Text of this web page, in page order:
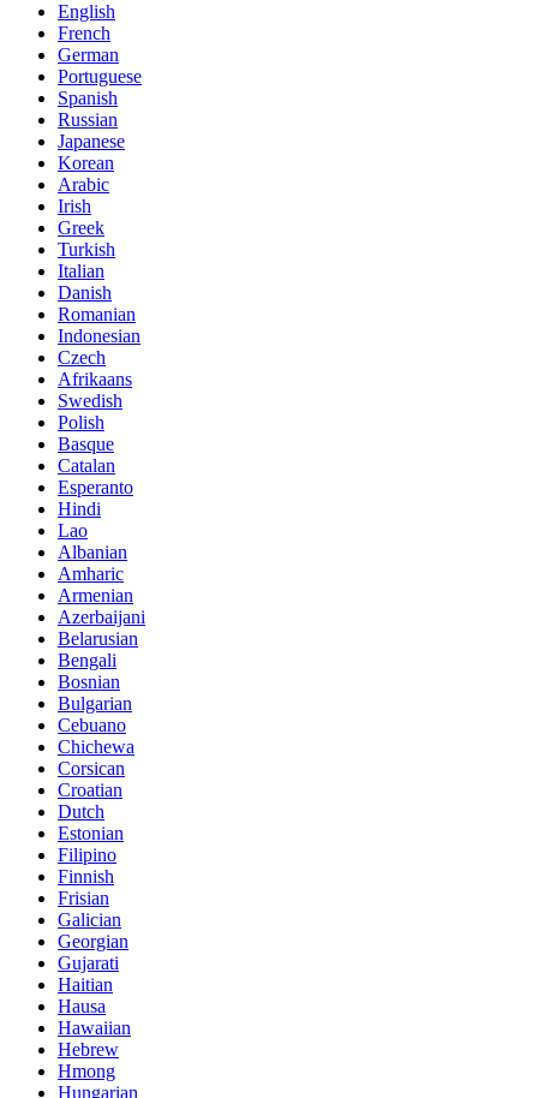
English
French
German
Portuguese
Spanish
Russian
Japanese
Korean
Arabic
Irish
Greek
Turkish
Italian
Danish
Romanian
Indonesian
Czech
Afrikaans
Swedish
Polish
Basque
Catalan
Esperanto
Hindi
Lao
Albanian
Amharic
Armenian
Azerbaijani
Belarusian
Bengali
Bosnian
Bulgarian
Cebuano
Chichewa
Corsican
Croatian
Dutch
Estonian
Filipino
Finnish
Frisian
Galician
Georgian
Gujarati
Haitian
Hausa
Hawaiian
Hebrew
Hmong
Hungarian